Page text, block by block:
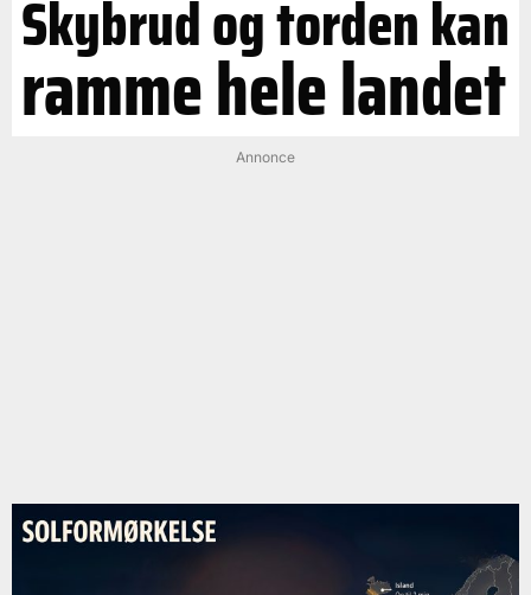
Skybrud og torden kan
ramme hele landet
Annonce